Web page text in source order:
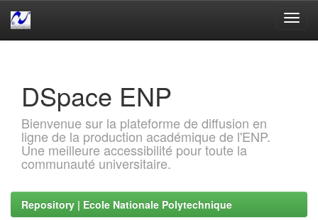
DSpace ENP
Bienvenue sur la plateforme de diffusion en
ligne de la production académique de l'ENP.
Une meilleure accessibilité pour toute la
communauté universitaire.
Repository | Ecole Nationale Polytechnique